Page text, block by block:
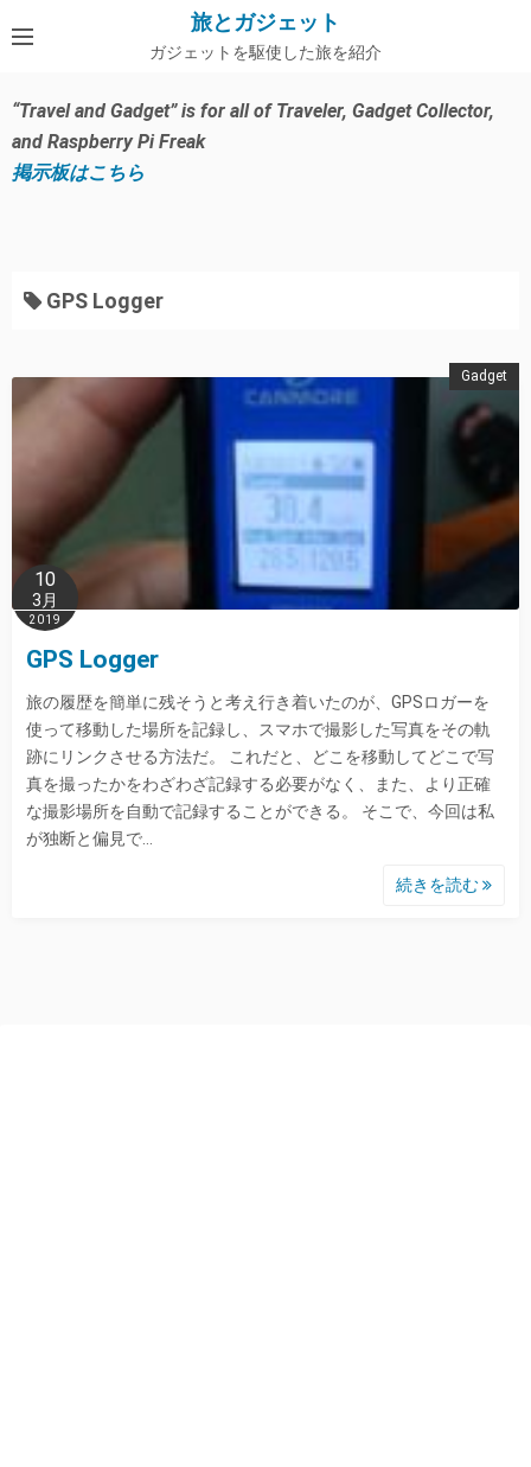
ン
ン
ツ
へ
旅とガジェット
ガジェットを駆使した旅を紹介
“Travel and Gadget” is for all of Traveler, Gadget Collector,
and Raspberry Pi Freak
掲示板はこちら
GPS Logger
Gadget
10
3月
2019
GPS Logger
旅の履歴を簡単に残そうと考え行き着いたのが、GPSロガーを
使って移動した場所を記録し、スマホで撮影した写真をその軌
跡にリンクさせる方法だ。 これだと、どこを移動してどこで写
真を撮ったかをわざわざ記録する必要がなく、また、より正確
な撮影場所を自動で記録することができる。 そこで、今回は私
が独断と偏見で…
続きを読む